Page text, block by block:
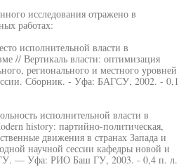
исследования отражено в
работах:
исполнительной власти в
// Вертикаль власти: оптимизация
регионального и местного уровней
Сборник. - Уфа: БАГСУ, 2002. - 0,1
исполнительной власти в
history: партийно-политическая,
движения в странах Запада и
научной сессии кафедры новой и
— Уфа: РИО Баш ГУ, 2003. - 0,4 п. л.